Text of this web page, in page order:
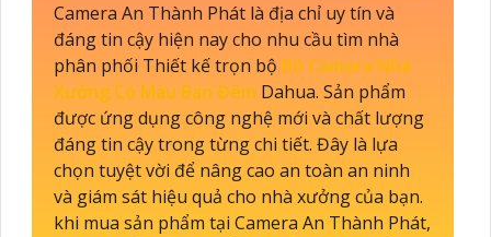
Camera An Thành Phát là địa chỉ uy tín và
đáng tin cậy hiện nay cho nhu cầu tìm nhà
phân phối Thiết kế trọn bộ Bộ Camera Nhà
Xưởng Có Màu Ban Đêm Dahua. Sản phẩm
được ứng dụng công nghệ mới và chất lượng
đáng tin cậy trong từng chi tiết. Đây là lựa
chọn tuyệt vời để nâng cao an toàn an ninh
và giám sát hiệu quả cho nhà xưởng của bạn.
khi mua sản phẩm tại Camera An Thành Phát,